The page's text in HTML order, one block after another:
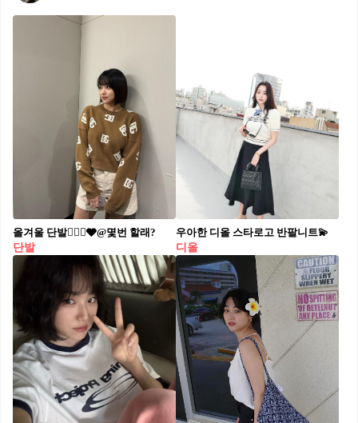
올겨울 단발💇🏻‍♀️🩶@몇번 할래?
단발
우아한 디올 스타로고 반팔니트💫​
디올